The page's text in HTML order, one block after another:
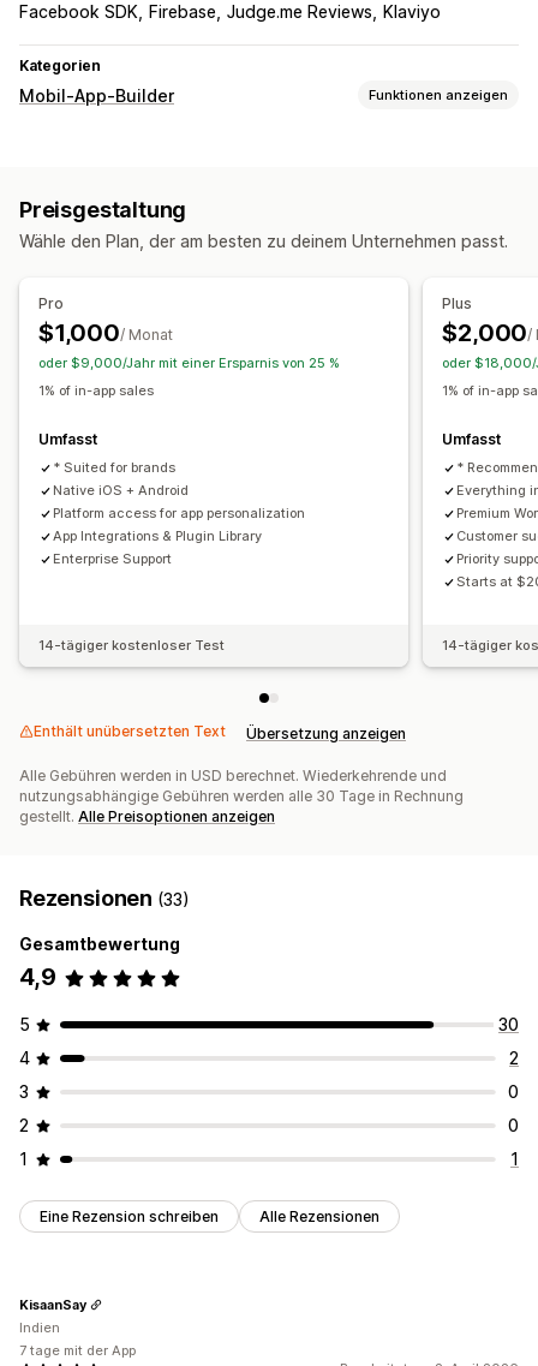
Facebook SDK
Firebase Judge.me Reviews Klaviyo
Kategorien
Mobil-App-Builder Funktionen anzeigen
Produktseiten Vorlagen
Kollektionen Mehrere Währungen Mehrere Sprachen
Push-Benachrichtigungen
Abgebrochener Warenkorb
Automatische Benachrichtigungen
Wieder auf Lager
Benutzerdefinierte Benachrichtigungen
Preisgestaltung
Wähle den Plan, der am besten zu deinem Unternehmen passt.
Pro
$1,000/ Monat
oder $9,000/Jahr mit einer Ersparnis von 25 %
1% of in-app sales
Umfasst
* Suited for brands
Native iOS + Android
Platform access for app personalization
App Integrations & Plugin Library
Enterprise Support
14-tägiger kostenloser Test
Plus
$2,000/
oder $18,000/
1% of in-app
Umfasst
*
Everything
Premium
Customer
Priority
Starts at
14-tägiger
Enthält unübersetzten Text Übersetzung anzeigen
Alle Gebühren werden in USD berechnet. Wiederkehrende und
nutzungsabhängige Gebühren werden alle 30 Tage in Rechnung
gestellt. Alle Preisoptionen anzeigen
Rezensionen (33)
Gesamtbewertung
4,9
5
30
4
2
3
0
2
0
1
1
Eine Rezension schreiben Alle Rezensionen
KisaanSay
Indien
7 tage mit der App